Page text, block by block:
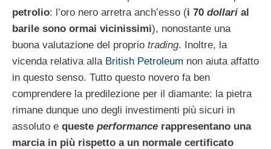
petrolio: l’oro nero arretra anch’esso (i 70 dollari al
barile sono ormai vicinissimi), nonostante una
buona valutazione del proprio trading. Inoltre, la
vicenda relativa alla British Petroleum non aiuta affatto
in questo senso. Tutto questo novero fa ben
comprendere la predilezione per il diamante: la pietra
rimane dunque uno degli investimenti più sicuri in
assoluto e queste performance rappresentano una
marcia in più rispetto a un normale certificato